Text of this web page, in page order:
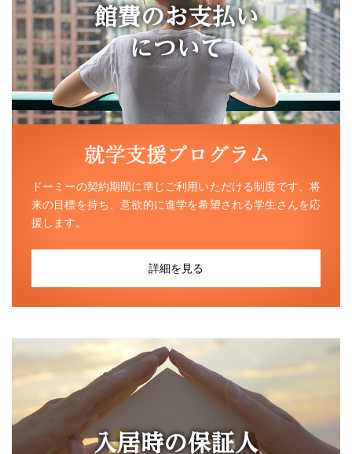
ドーミーの契約期間に準じご利用いただける制度です。将
来の目標を持ち、意欲的に進学を希望される学生さんを応
援します。
詳細を見る